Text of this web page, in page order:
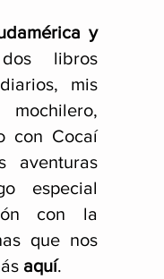
y
libros
mis
con Cocaí
aventuras
especial
con la
que nos
aquí.